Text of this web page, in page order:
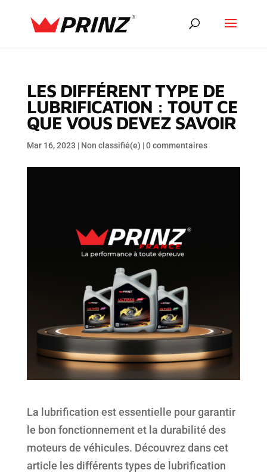
LES DIFFÉRENT TYPE DE
LUBRIFICATION : TOUT CE
QUE VOUS DEVEZ SAVOIR
Mar 16, 2023 | Non classifié(e) |0 commentaires
La lubrification est essentielle pour garantir
le bon fonctionnement et la durabilité des
moteurs de véhicules. Découvrez dans cet
article les différents types de lubrification